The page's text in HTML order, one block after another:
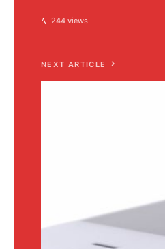
244 views
NEXT ARTICLE